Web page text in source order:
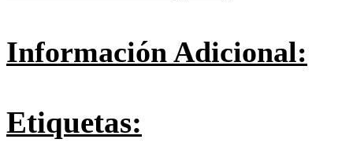
Información Adicional:
Etiquetas: